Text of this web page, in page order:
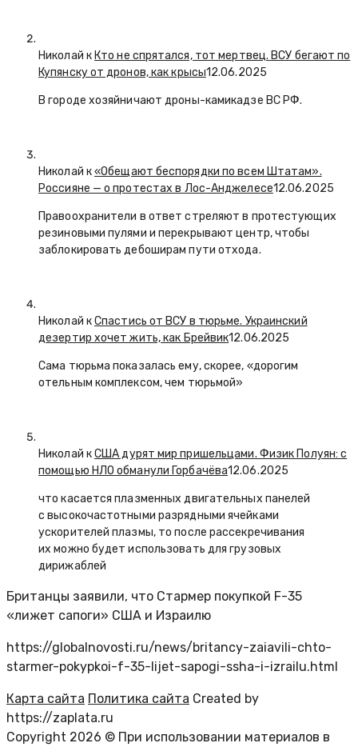
Николай к Кто не спрятался, тот мертвец. ВСУ бегают по
Купянску от дронов, как крысы12.06.2025
В городе хозяйничают дроны-камикадзе ВС РФ.
Николай к«Обещают беспорядки по всем Штатам».
Россияне — о протестах в Лос-Анджелесе12.06.2025
Правоохранители в ответ стреляют в протестующих
резиновыми пулями и перекрывают центр, чтобы
заблокировать дебоширам пути отхода.
Николай кСпастись от ВСУ в тюрьме. Украинский
дезертир хочет жить, как Брейвик12.06.2025
Сама тюрьма показалась ему, скорее, «дорогим
отельным комплексом, чем тюрьмой»
Николай кСША дурят мир пришельцами. Физик Полуян: с
помощью НЛО обманули Горбачёва12.06.2025
что касается плазменных двигательных панелей
с высокочастотными разрядными ячейками
ускорителей плазмы, то после рассекречивания
их можно будет использовать для грузовых
дирижаблей
Британцы заявили, что Стармер покупкой F-35
«лижет сапоги» США и Израилю
https://globalnovosti.ru/news/britancy-zaiavili-chto-
starmer-pokypkoi-f-35-lijet-sapogi-ssha-i-izrailu.html
Карта сайта Политика сайта Created by
https://zaplata.ru
Copyright 2026 © При использовании материалов в